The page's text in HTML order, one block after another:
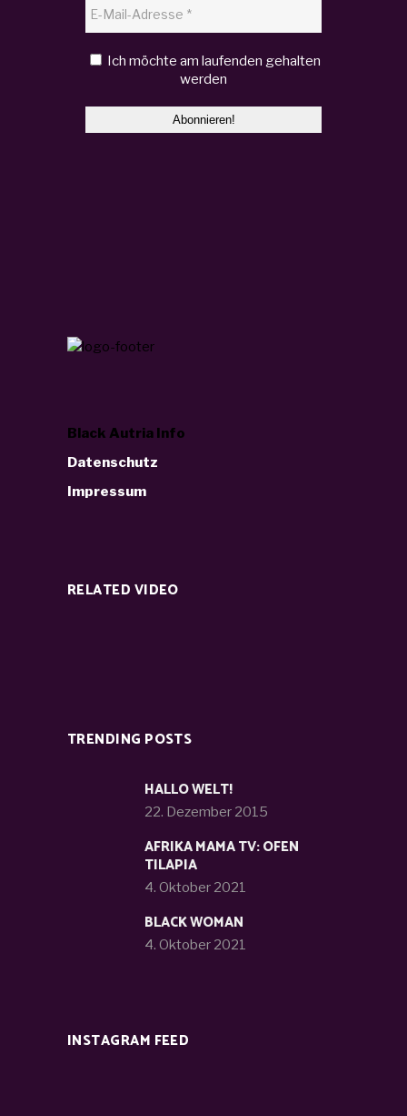
Ich möchte am laufenden gehalten
werden
Black Autria Info
Datenschutz
Impressum
RELATED VIDEO
TRENDING POSTS
HALLO WELT!
22. Dezember 2015
AFRIKA MAMA TV: OFEN
TILAPIA
4. Oktober 2021
BLACK WOMAN
4. Oktober 2021
INSTAGRAM FEED